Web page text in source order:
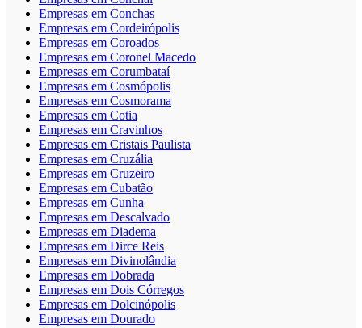
Empresas em Conchas
Empresas em Cordeirópolis
Empresas em Coroados
Empresas em Coronel Macedo
Empresas em Corumbataí
Empresas em Cosmópolis
Empresas em Cosmorama
Empresas em Cotia
Empresas em Cravinhos
Empresas em Cristais Paulista
Empresas em Cruzália
Empresas em Cruzeiro
Empresas em Cubatão
Empresas em Cunha
Empresas em Descalvado
Empresas em Diadema
Empresas em Dirce Reis
Empresas em Divinolândia
Empresas em Dobrada
Empresas em Dois Córregos
Empresas em Dolcinópolis
Empresas em Dourado